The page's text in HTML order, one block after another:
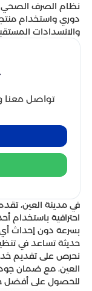
نظام الصرف الصحي
دوري واستخدام
والانسدادات
تواصل معنا
في مدينة العين،
احترافية باستخدام
بسرعة دون إحداث
حديثة تساعد في
نحرص على تقديم
للحصول على أفضل